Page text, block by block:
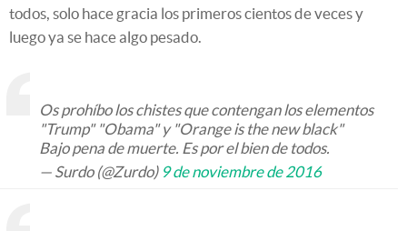
todos, solo hace gracia los primeros cientos de veces y
luego ya se hace algo pesado.
Os prohíbo los chistes que contengan los elementos
"Trump" "Obama" y "Orange is the new black"
Bajo pena de muerte. Es por el bien de todos.
— Surdo (@Zurdo) 9 de noviembre de 2016